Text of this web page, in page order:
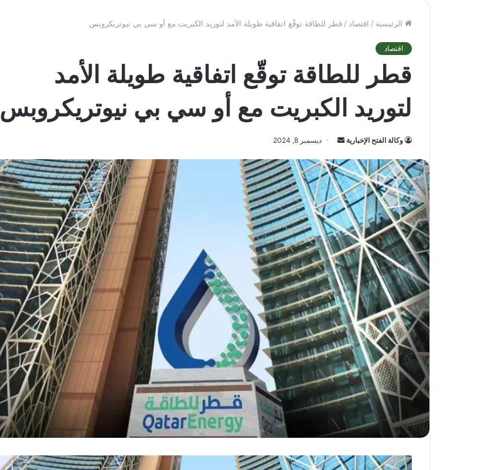
الرئيسية / اقتصاد / قطر للطاقة توقّع اتفاقية طويلة الأمد لتوريد الكبريت مع أو سي بي نيوتريكروبس
اقتصاد
قطر للطاقة توقّع اتفاقية طويلة الأمد
لتوريد الكبريت مع أو سي بي نيوتريكروبس
وكالة الفتح الإخبارية
أرسل
إلكترونيا
ديسمبر 8, 2024